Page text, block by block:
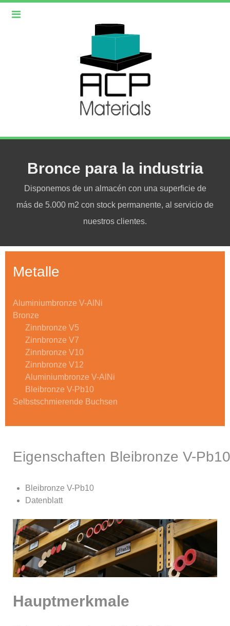
Bronce para la industria
Disponemos de un almacén con una superficie de
más de 5.000 m2 con stock permanente, al servicio de
nuestros clientes.
Metalle
Aluminiumbronze V-AlNi
Bronze
Zinnbronze V5
Zinnbronze V7
Zinnbronze V10
Zinnbronze V12
Aluminiumbronze V-AlNi
Bleibronze V-Pb10
Selbstschmierende Buchsen
Eigenschaften Bleibronze V-Pb10
Bleibronze V-Pb10
Datenblatt
Hauptmerkmale